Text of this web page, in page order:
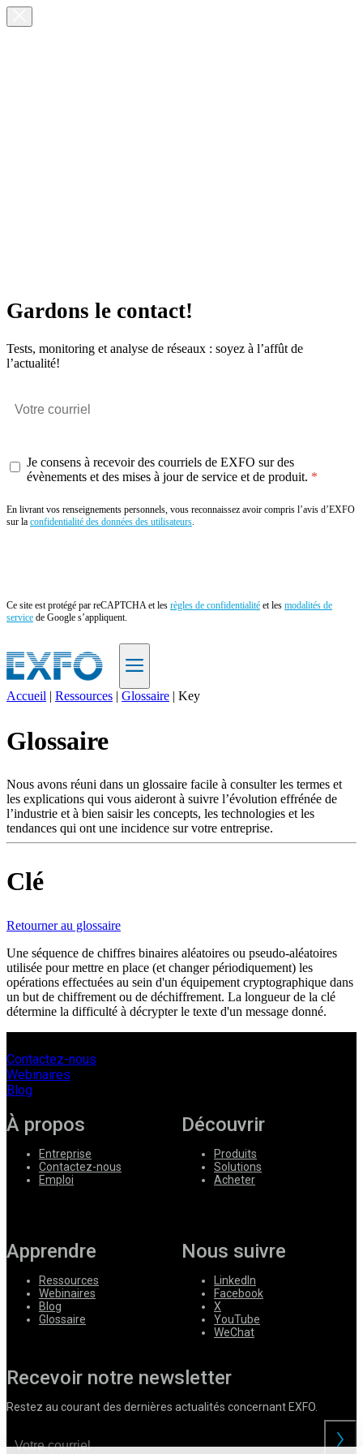
Gardons le contact!
Tests, monitoring et analyse de réseaux : soyez à l’affût de
l’actualité!
Je consens à recevoir des courriels de EXFO sur des
évènements et des mises à jour de service et de produit.
En livrant vos renseignements personnels, vous reconnaissez avoir compris l’avis d’EXFO
sur la confidentialité des données des utilisateurs.
Ce site est protégé par reCAPTCHA et les règles de confidentialité et les modalités de
service de Google s’appliquent.
Produits
Soutien
Services
Acheter
Ressources
nous
S'enregistrer
Entreprise
Emploi
Partenaires
Accueil | Ressources | Glossaire | Key
Glossaire
Nous avons réuni dans un glossaire facile à consulter les termes et
les explications qui vous aideront à suivre l’évolution effrénée de
l’industrie et à bien saisir les concepts, les technologies et les
tendances qui ont une incidence sur votre entreprise.
Clé
Retourner au glossaire
Une séquence de chiffres binaires aléatoires ou pseudo-aléatoires
utilisée pour mettre en place (et changer périodiquement) les
opérations effectuées au sein d'un équipement cryptographique dans
un but de chiffrement ou de déchiffrement. La longueur de la clé
détermine la difficulté à décrypter le texte d'un message donné.
Contactez-nous
Webinaires
Blog
À propos
Entreprise
Contactez-nous
Emploi
Découvrir
Produits
Solutions
Acheter
Apprendre
Ressources
Webinaires
Blog
Glossaire
Nous suivre
LinkedIn
Facebook
X
YouTube
WeChat
Recevoir notre newsletter
Restez au courant des dernières actualités concernant EXFO.